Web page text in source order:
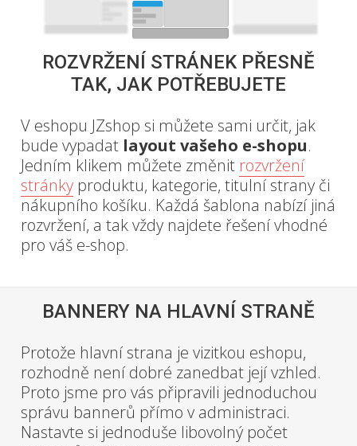
ROZVRŽENÍ STRÁNEK PŘESNĚ
TAK, JAK POTŘEBUJETE
V eshopu JZshop si můžete sami určit, jak
bude vypadat layout vašeho e-shopu.
Jedním klikem můžete změnit rozvržení
stránky produktu, kategorie, titulní strany či
nákupního košíku. Každá šablona nabízí jiná
rozvržení, a tak vždy najdete řešení vhodné
pro váš e-shop.
BANNERY NA HLAVNÍ STRANĚ
Protože hlavní strana je vizitkou eshopu,
rozhodně není dobré zanedbat její vzhled.
Proto jsme pro vás připravili jednoduchou
správu bannerů přímo v administraci.
Nastavte si jednoduše libovolný počet